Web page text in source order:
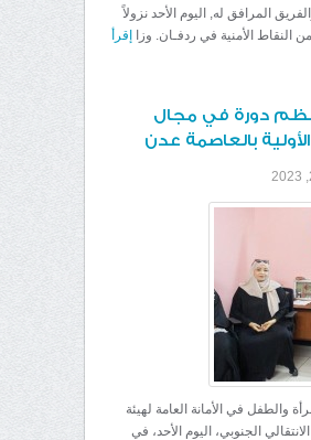
المرافق له, اليوم الأحد نزولاً
النقاط الأمنية في ردفـان. وزا
إقرأ
ينظم دورة في مجال
بالعاصمة عدن
والطفل في الأمانة العامة لهيئة
الجنوبي، اليوم الأحد، في